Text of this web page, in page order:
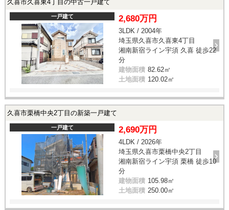
久喜市久喜東4丁目の中古一戸建て
一戸建て 2,680万円
3LDK / 2004年
埼玉県久喜市久喜東4丁目
湘南新宿ライン宇須 久喜 徒歩22
分
建物面積 82.62㎡
土地面積 120.02㎡
久喜市栗橋中央2丁目の新築一戸建て
一戸建て 2,690万円
4LDK / 2026年
埼玉県久喜市栗橋中央2丁目
湘南新宿ライン宇須 栗橋 徒歩10
分
建物面積 105.98㎡
土地面積 250.00㎡